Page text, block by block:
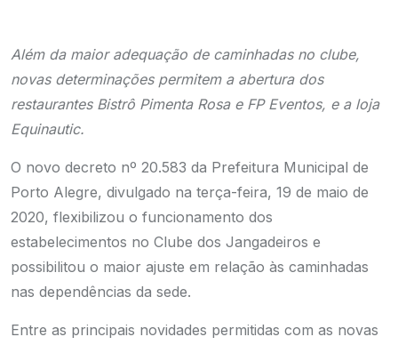
Além da maior adequação de caminhadas no clube,
novas determinações permitem a abertura dos
restaurantes Bistrô Pimenta Rosa e FP Eventos, e a loja
Equinautic.
O novo decreto nº 20.583 da Prefeitura Municipal de
Porto Alegre, divulgado na terça-feira, 19 de maio de
2020, flexibilizou o funcionamento dos
estabelecimentos no Clube dos Jangadeiros e
possibilitou o maior ajuste em relação às caminhadas
nas dependências da sede.
Entre as principais novidades permitidas com as novas